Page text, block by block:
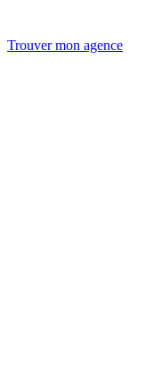
Trouver mon agence